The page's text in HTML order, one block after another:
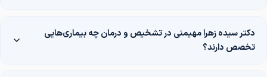
دکتر سیده زهرا مهیمنی در تشخیص و درمان چه بیماری‌هایی
تخصص دارند؟